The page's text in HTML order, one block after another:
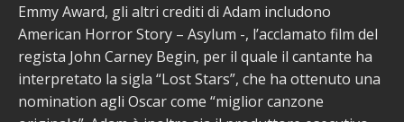
Emmy Award, gli altri crediti di Adam includono
American Horror Story – Asylum -, l’acclamato film del
regista John Carney Begin, per il quale il cantante ha
interpretato la sigla “Lost Stars”, che ha ottenuto una
nomination agli Oscar come “miglior canzone